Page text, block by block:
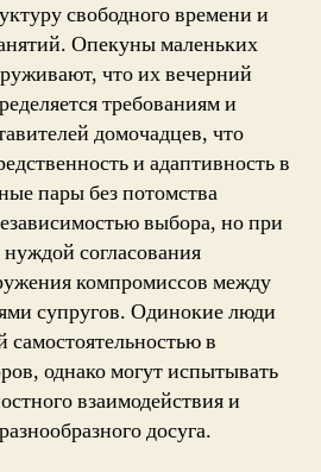
свободного времени и
Опекуны маленьких
что их вечерний
требованиям и
домочадцев, что
и адаптивность в
пары без потомства
выбора, но при
согласования
компромиссов между
супругов. Одинокие люди
в
однако могут испытывать
взаимодействия и
досуга.